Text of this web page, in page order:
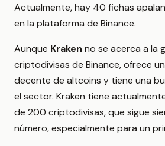
Actualmente, hay 40 fichas
en la plataforma de Binance.
Aunque Kraken no se acerca a la
criptodivisas de Binance, ofrece
decente de altcoins y tiene una
el sector. Kraken tiene
de 200 criptodivisas, que sigue
número, especialmente para un